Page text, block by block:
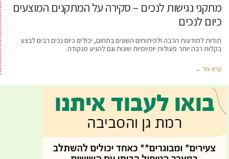
מתקני נגישות לנכים – סקירה על המתקנים המוצעים
כיום לנכים
תודות למודעות הרבה ולפיתוחים השונים בתחום, יכולים כיום נכים רבים לבצע
בקלות רבה יותר פעולות יומיומיות שונות וגם להגיע מנקודה
קרא עוד ←